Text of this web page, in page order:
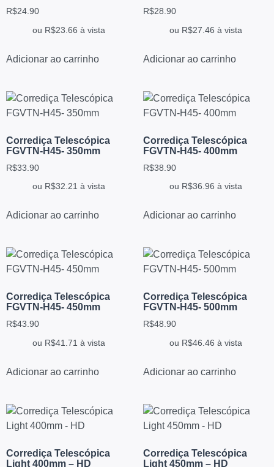
R$24.90
ou R$23.66 à vista
Adicionar ao carrinho
R$28.90
ou R$27.46 à vista
Adicionar ao carrinho
Corrediça Telescópica
FGVTN-H45- 350mm
R$33.90
ou R$32.21 à vista
Adicionar ao carrinho
Corrediça Telescópica
FGVTN-H45- 400mm
R$38.90
ou R$36.96 à vista
Adicionar ao carrinho
Corrediça Telescópica
FGVTN-H45- 450mm
R$43.90
ou R$41.71 à vista
Adicionar ao carrinho
Corrediça Telescópica
FGVTN-H45- 500mm
R$48.90
ou R$46.46 à vista
Adicionar ao carrinho
Corrediça Telescópica
Light 400mm – HD
Corrediça Telescópica
Light 450mm – HD